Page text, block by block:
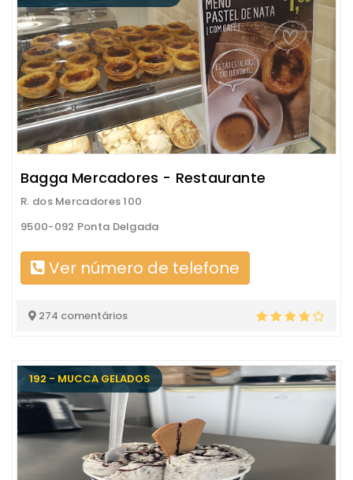
Bagga Mercadores - Restaurante
R. dos Mercadores 100
9500-092 Ponta Delgada
Ver número de telefone
274 comentários
192 - MUCCA GELADOS